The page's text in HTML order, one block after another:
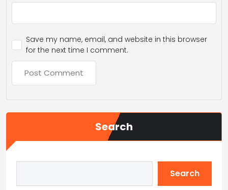
Save my name, email, and website in this browser
for the next time I comment.
Search
Search